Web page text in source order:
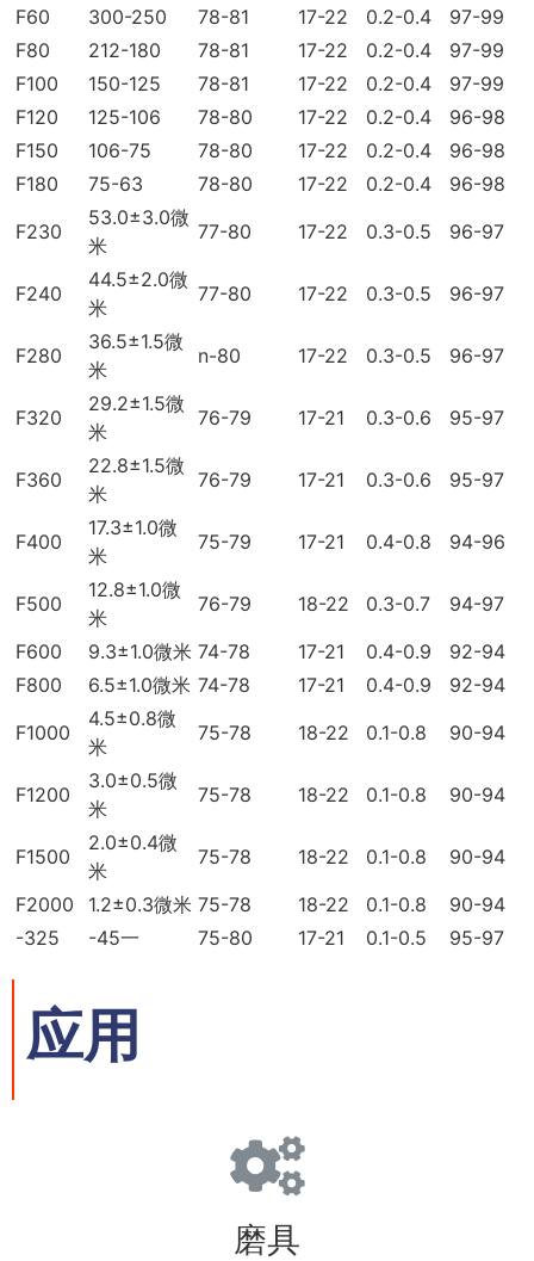
F60 300-250 78-81 17-22 0.2-0.4
97-99
F80
212-180 78-81 17-22 0.2-0.4
97-99
F100
150-125 78-81 17-22 0.2-0.4
97-99
F120
125-106 78-80 17-22 0.2-0.4
96-98
F150
106-75 78-80 17-22 0.2-0.4
96-98
F180
75-63 78-80 17-22 0.2-0.4
96-98
F230
53.0±3.0微
米
77-80 17-22 0.3-0.5 96-97
F240
44.5±2.0微
米
77-80 17-22 0.3-0.5 96-97
F280
36.5±1.5微
米
n-80 17-22 0.3-0.5 96-97
F320
29.2±1.5微
米
76-79 17-21 0.3-0.6 95-97
F360
22.8±1.5微
米
76-79 17-21 0.3-0.6 95-97
F400
17.3±1.0微
米
75-79 17-21 0.4-0.8 94-96
F500
12.8±1.0微
米
76-79 18-22 0.3-0.7
94-97
F600
9.3±1.0微米 74-78 17-21 0.4-0.9
92-94
F800
6.5±1.0微米 74-78 17-21 0.4-0.9
92-94
F1000
4.5±0.8微
米
75-78 18-22 0.1-0.8 90-94
F1200
3.0±0.5微
米
75-78 18-22 0.1-0.8 90-94
F1500
2.0±0.4微
米
75-78 18-22 0.1-0.8
90-94
F2000
1.2±0.3微米 75-78 18-22 0.1-0.8
90-94
-325
-45一 75-80 17-21 0.1-0.5 95-97
应用
磨具